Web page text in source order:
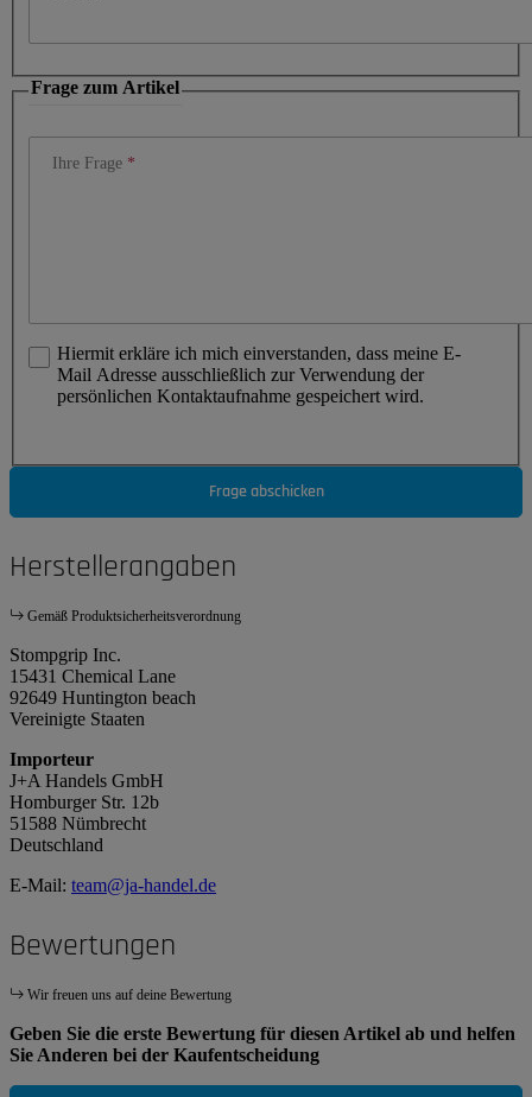
Frage zum Artikel
Ihre Frage
Hiermit erkläre ich mich einverstanden, dass meine E-
Mail Adresse ausschließlich zur Verwendung der
persönlichen Kontaktaufnahme gespeichert wird.
Frage abschicken
Herstellerangaben
Gemäß Produktsicherheitsverordnung
Stompgrip Inc.
15431 Chemical Lane
92649 Huntington beach
Vereinigte Staaten
Importeur
J+A Handels GmbH
Homburger Str. 12b
51588 Nümbrecht
Deutschland
E-Mail: team@ja-handel.de
Bewertungen
Wir freuen uns auf deine Bewertung
Geben Sie die erste Bewertung für diesen Artikel ab und helfen
Sie Anderen bei der Kaufentscheidung